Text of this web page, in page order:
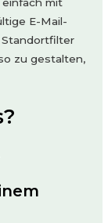
mit
E-Mail-
Standortfilter
zu gestalten,